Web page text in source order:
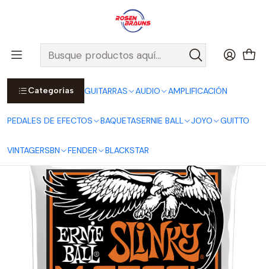
Categorías GUITARRAS AUDIO AMPLIFICACIÓN
PEDALES DE EFECTOS BAQUETASERNIE BALL JOYO GUITTO
VINTAGERSBN FENDER BLACKSTAR
Por compras sobre $25.000 en Santiago urbano, Colina o
Padre Hurtado, incluimos el despacho!
Ver Detalles
Inicio ERNIE BALL
CUERDAS ERNIE BALL
Cuerdas Eléctricas ERNIE BALL
M-STEEL Series